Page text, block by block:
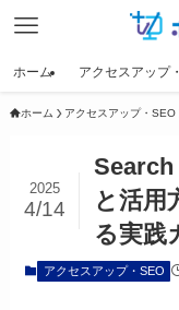
ホーム アクセスアップ
ホーム アクセスアップ・SEO
Search
と活用
る実践
2025
4/14
アクセスアップ・SEO